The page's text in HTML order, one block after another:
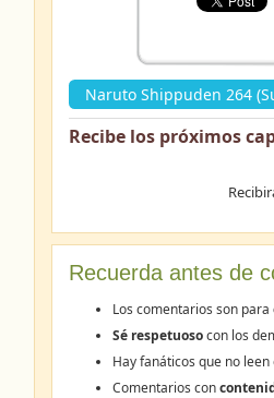
Naruto Shippuden 264
Recibe los próximos
Recuerda antes de
Los comentarios son para
Sé respetuosocon los
Hay fanáticos que no
Comentarios con